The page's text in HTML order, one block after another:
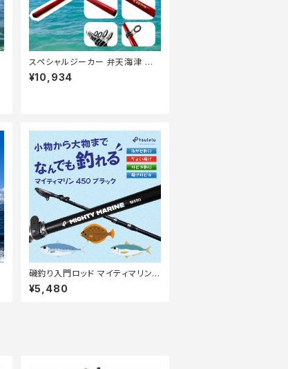
スペシャルジーカー 弁天海津 朱
270H【Tオリ】
¥10,934
磯釣り入門ロッド マイティマリン
450 マットブラック
¥5,480